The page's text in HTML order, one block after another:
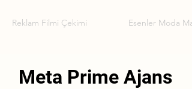
Reklam Filmi Çekimi Esenler Moda
Meta Prime Ajans